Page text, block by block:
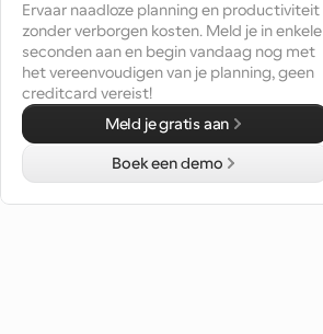
Ervaar naadloze planning en productiviteit
zonder verborgen kosten. Meld je in enkele
seconden aan en begin vandaag nog met
het vereenvoudigen van je planning, geen
creditcard vereist!
Meld je gratis aan
Boek een demo